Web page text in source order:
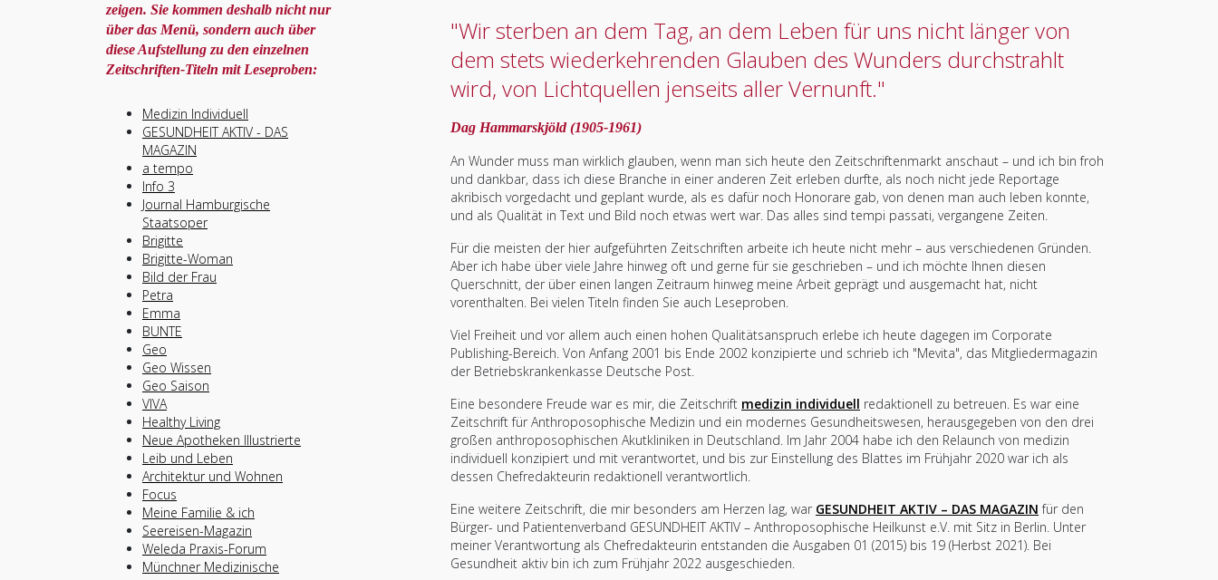
zeigen. Sie kommen deshalb nicht nur
über das Menü, sondern auch über
diese Aufstellung zu den einzelnen
Zeitschriften-Titeln mit Leseproben:
Medizin Individuell
GESUNDHEIT AKTIV - DAS
MAGAZIN
a tempo
Info 3
Journal Hamburgische
Staatsoper
Brigitte
Brigitte-Woman
Bild der Frau
Petra
Emma
BUNTE
Geo
Geo Wissen
Geo Saison
VIVA
Healthy Living
Neue Apotheken Illustrierte
Leib und Leben
Architektur und Wohnen
Focus
Meine Familie & ich
Seereisen-Magazin
Weleda Praxis-Forum
Münchner Medizinische
"Wir sterben an dem Tag, an dem Leben für uns nicht länger von
dem stets wiederkehrenden Glauben des Wunders durchstrahlt
wird, von Lichtquellen jenseits aller Vernunft."
Dag Hammarskjöld (1905-1961)
An Wunder muss man wirklich glauben, wenn man sich heute den Zeitschriftenmarkt anschaut – und ich bin froh
und dankbar, dass ich diese Branche in einer anderen Zeit erleben durfte, als noch nicht jede Reportage
akribisch vorgedacht und geplant wurde, als es dafür noch Honorare gab, von denen man auch leben konnte,
und als Qualität in Text und Bild noch etwas wert war. Das alles sind tempi passati, vergangene Zeiten.
Für die meisten der hier aufgeführten Zeitschriften arbeite ich heute nicht mehr – aus verschiedenen Gründen.
Aber ich habe über viele Jahre hinweg oft und gerne für sie geschrieben – und ich möchte Ihnen diesen
Querschnitt, der über einen langen Zeitraum hinweg meine Arbeit geprägt und ausgemacht hat, nicht
vorenthalten. Bei vielen Titeln finden Sie auch Leseproben.
Viel Freiheit und vor allem auch einen hohen Qualitätsanspruch erlebe ich heute dagegen im Corporate
Publishing-Bereich. Von Anfang 2001 bis Ende 2002 konzipierte und schrieb ich "Mevita", das Mitgliedermagazin
der Betriebskrankenkasse Deutsche Post.
Eine besondere Freude war es mir, die Zeitschrift medizin individuell redaktionell zu betreuen. Es war eine
Zeitschrift für Anthroposophische Medizin und ein modernes Gesundheitswesen, herausgegeben von den drei
großen anthroposophischen Akutkliniken in Deutschland. Im Jahr 2004 habe ich den Relaunch von medizin
individuell konzipiert und mit verantwortet, und bis zur Einstellung des Blattes im Frühjahr 2020 war ich als
dessen Chefredakteurin redaktionell verantwortlich.
Eine weitere Zeitschrift, die mir besonders am Herzen lag, war GESUNDHEIT AKTIV – DAS MAGAZIN für den
Bürger- und Patientenverband GESUNDHEIT AKTIV – Anthroposophische Heilkunst e.V. mit Sitz in Berlin. Unter
meiner Verantwortung als Chefredakteurin entstanden die Ausgaben 01 (2015) bis 19 (Herbst 2021). Bei
Gesundheit aktiv bin ich zum Frühjahr 2022 ausgeschieden.